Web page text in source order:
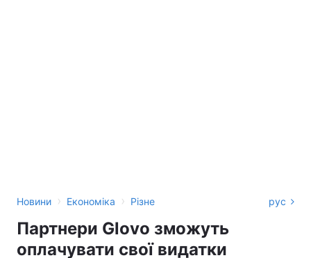
Новини › Економіка › Різне рус
Партнери Glovo зможуть
оплачувати свої видатки